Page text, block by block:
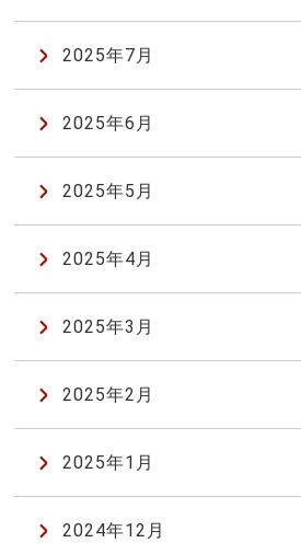
2025年7月
2025年6月
2025年5月
2025年4月
2025年3月
2025年2月
2025年1月
2024年12月